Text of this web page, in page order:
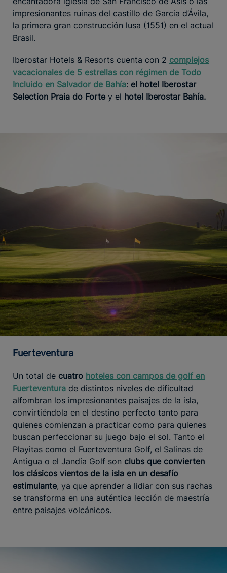
impresionantes ruinas del castillo de Garcia d’Ávila,
la primera gran construcción lusa (1551) en el actual
Brasil.
Iberostar Hotels & Resorts cuenta con 2 complejos
vacacionales de 5 estrellas con régimen de Todo
Incluido en Salvador de Bahía: el hotel Iberostar
Selection Praia do Forte y el hotel Iberostar Bahía.
Fuerteventura
Un total de cuatro hoteles con campos de golf en
Fuerteventura de distintos niveles de dificultad
alfombran los impresionantes paisajes de la isla,
convirtiéndola en el destino perfecto tanto para
quienes comienzan a practicar como para quienes
buscan perfeccionar su juego bajo el sol. Tanto el
Playitas como el Fuerteventura Golf, el Salinas de
Antigua o el Jandía Golf son clubs que convierten
los clásicos vientos de la isla en un desafío
estimulante, ya que aprender a lidiar con sus rachas
se transforma en una auténtica lección de maestría
entre paisajes volcánicos.